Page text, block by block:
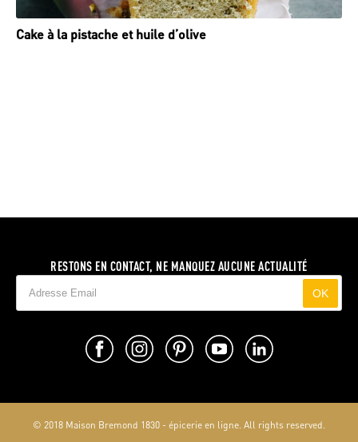
Cake à la pistache et huile d’olive
RESTONS EN CONTACT, NE MANQUEZ AUCUNE ACTUALITÉ
OK
© 2018 Maison Bremond 1830 - épicerie en ligne. All rights reserved.